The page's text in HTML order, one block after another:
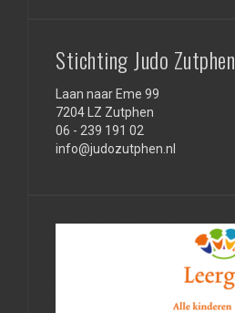
Stichting Judo Zutphen
Laan naar Eme 99
7204 LZ Zutphen
06 - 239 191 02
info@judozutphen.nl